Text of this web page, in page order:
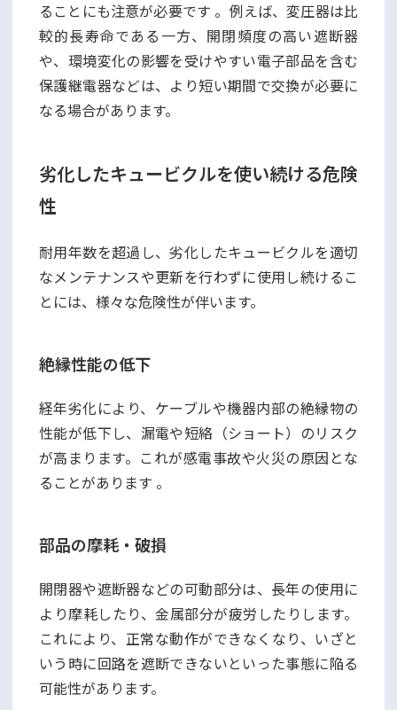
ることにも注意が必要です 。例えば、変圧器は比
較的長寿命である一方、開閉頻度の高い遮断器
や、環境変化の影響を受けやすい電子部品を含む
保護継電器などは、より短い期間で交換が必要に
なる場合があります。
劣化したキュービクルを使い続ける危険
性
耐用年数を超過し、劣化したキュービクルを適切
なメンテナンスや更新を行わずに使用し続けるこ
とには、様々な危険性が伴います。
絶縁性能の低下
経年劣化により、ケーブルや機器内部の絶縁物の
性能が低下し、漏電や短絡（ショート）のリスク
が高まります。これが感電事故や火災の原因とな
ることがあります 。
部品の摩耗・破損
開閉器や遮断器などの可動部分は、長年の使用に
より摩耗したり、金属部分が疲労したりします。
これにより、正常な動作ができなくなり、いざと
いう時に回路を遮断できないといった事態に陥る
可能性があります。